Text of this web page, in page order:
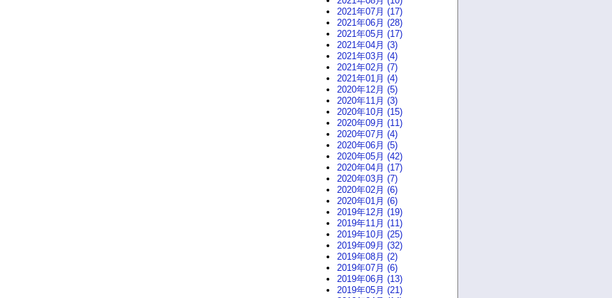
2021年07月 (17)
2021年06月 (28)
2021年05月 (17)
2021年04月 (3)
2021年03月 (4)
2021年02月 (7)
2021年01月 (4)
2020年12月 (5)
2020年11月 (3)
2020年10月 (15)
2020年09月 (11)
2020年07月 (4)
2020年06月 (5)
2020年05月 (42)
2020年04月 (17)
2020年03月 (7)
2020年02月 (6)
2020年01月 (6)
2019年12月 (19)
2019年11月 (11)
2019年10月 (25)
2019年09月 (32)
2019年08月 (2)
2019年07月 (6)
2019年06月 (13)
2019年05月 (21)